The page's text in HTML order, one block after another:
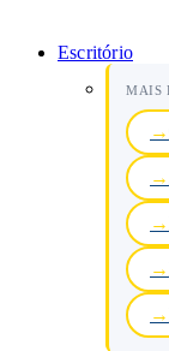
Escritório
MAIS